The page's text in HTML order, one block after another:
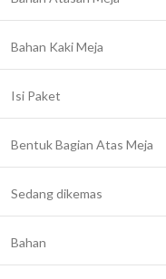
Bahan Kaki Meja
Isi Paket
Bentuk Bagian Atas Meja
Sedang dikemas
Bahan